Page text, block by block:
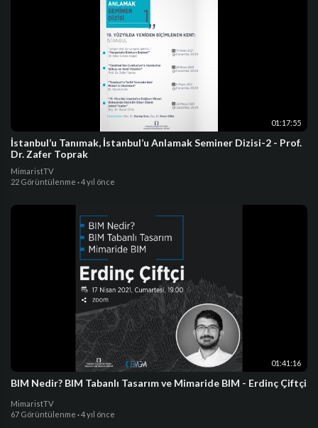
01:17:55
İstanbul’u Tanımak, İstanbul’u Anlamak Seminer Dizisi-2 - Prof.
Dr. Zafer Toprak
MimaristTV
22 Görüntülenme ·4 yıl önce
01:41:16
BIM Nedir? BIM Tabanlı Tasarım ve Mimaride BIM - Erdinç Çiftçi
MimaristTV
67 Görüntülenme ·4 yıl önce